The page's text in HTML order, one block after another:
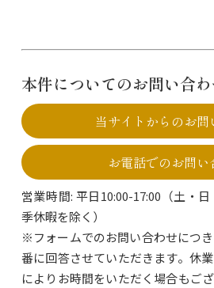
本件についてのお問い合
当サイトからのお問
お電話でのお問い
営業時間: 平日10:00-17:00（土・
季休暇を除く）
※フォームでのお問い合わせにつ
番に回答させていただきます。休
によりお時間をいただく場合もご